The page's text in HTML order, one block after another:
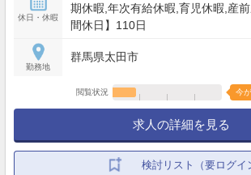
休日・休暇
期休暇,年次有給休暇,育児休暇,産
間休日】110日
勤務地
群馬県太田市
閲覧状況 今
求人の詳細を見る
検討リスト（要ログイ